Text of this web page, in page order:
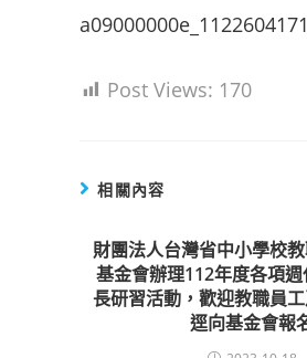
Post Views: 170
相關內容
財團法人台灣省中小學校
基金會辦理112年度各項
長研習活動，歡迎教職員工
逕向基金會報